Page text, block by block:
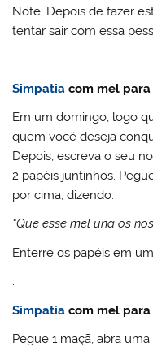
Note: Depois de fazer
tentar sair com essa
.
Simpatia com mel
Em um domingo, logo
quem você deseja
Depois, escreva o seu
2 papéis juntinhos.
por cima, dizendo:
“Que esse mel una os
Enterre os papéis em
.
Simpatia com mel
Pegue 1 maçã, abra